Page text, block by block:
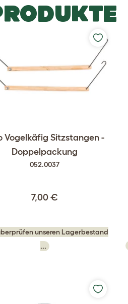
Vogelkäfig Sitzstangen -
Doppelpackung
052.0037
7,00 €
unseren Lagerbestand
...